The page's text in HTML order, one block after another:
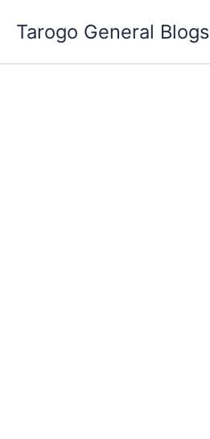
要
Tarogo General Blogs